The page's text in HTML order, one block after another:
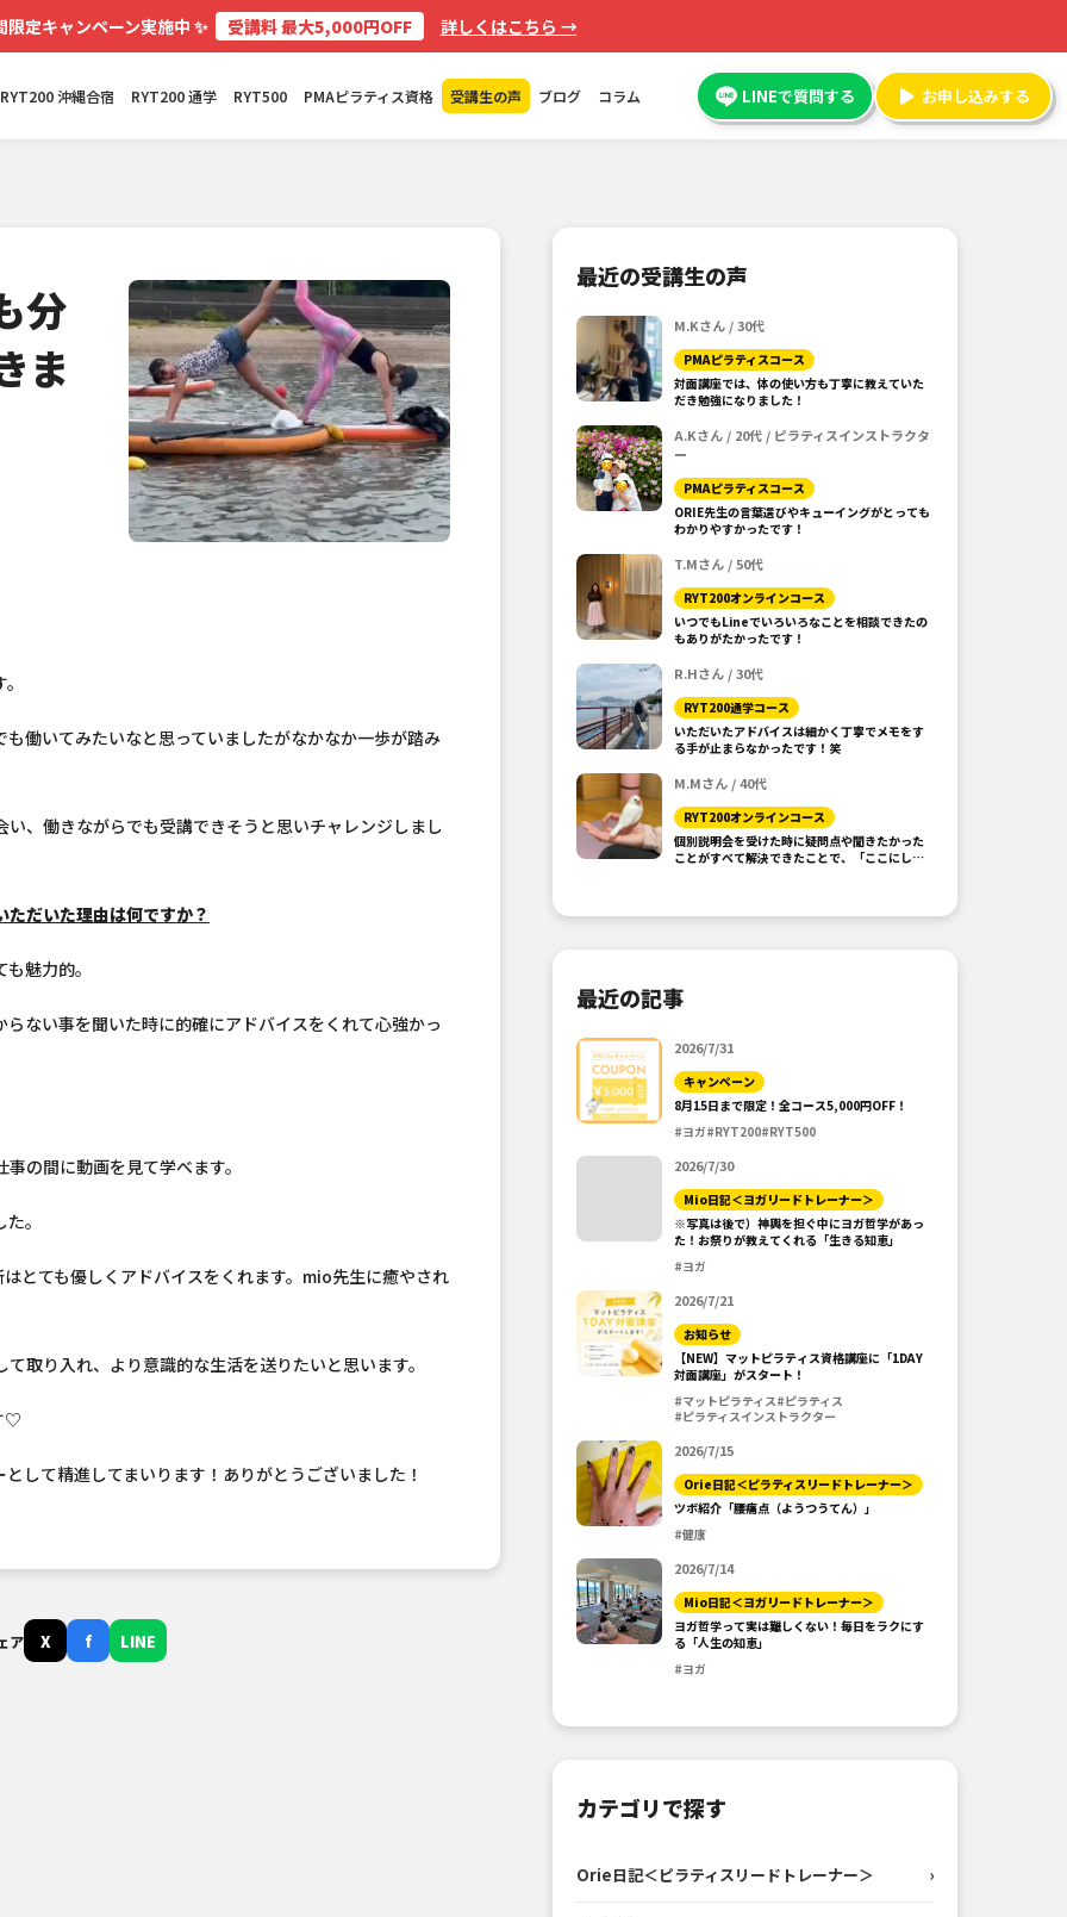
限定キャンペーン実施中 ✨ 受講料 最大5,000円OFF 詳しくはこちら →
RYT200 沖縄合宿 RYT200 通学 RYT500 PMAピラティス資格 受講生の声 ブログ コラム LINEで質問する お申し込みする
分
ま
働いてみたいなと思っていましたがなかなか一歩が踏み
、働きながらでも受講できそうと思いチャレンジしまし
だいた理由は何ですか？
魅力的。
ない事を聞いた時に的確にアドバイスをくれて心強かっ
の間に動画を見て学べます。
。
とても優しくアドバイスをくれます。mio先生に癒やされ
取り入れ、より意識的な生活を送りたいと思います。
♡
して精進してまいります！ありがとうございました！
ア X f LINE
最近の受講生の声
M.Kさん / 30代
PMAピラティスコース
対面講座では、体の使い方も丁寧に教えていた
だき勉強になりました！
A.Kさん / 20代 / ピラティスインストラクタ
ー
PMAピラティスコース
ORIE先生の言葉選びやキューイングがとっても
わかりやすかったです！
T.Mさん / 50代
RYT200オンラインコース
いつでもLineでいろいろなことを相談できたの
もありがたかったです！
R.Hさん / 30代
RYT200通学コース
いただいたアドバイスは細かく丁寧でメモをす
る手が止まらなかったです！笑
M.Mさん / 40代
RYT200オンラインコース
個別説明会を受けた時に疑問点や聞きたかった
ことがすべて解決できたことで、「ここにしよ
最近の記事
2026/7/31
キャンペーン
8月15日まで限定！全コース5,000円OFF！
#ヨガ#RYT200#RYT500
2026/7/30
Mio日記＜ヨガリードトレーナー＞
※写真は後で）神輿を担ぐ中にヨガ哲学があっ
た！お祭りが教えてくれる「生きる知恵」
#ヨガ
2026/7/21
お知らせ
【NEW】マットピラティス資格講座に「1DAY
対面講座」がスタート！
#マットピラティス#ピラティス
#ピラティスインストラクター
2026/7/15
Orie日記＜ピラティスリードトレーナー＞
ツボ紹介「腰痛点（ようつうてん）」
#健康
2026/7/14
Mio日記＜ヨガリードトレーナー＞
ヨガ哲学って実は難しくない！毎日をラクにす
る「人生の知恵」
#ヨガ
カテゴリで探す
Orie日記＜ピラティスリードトレーナー＞ ›